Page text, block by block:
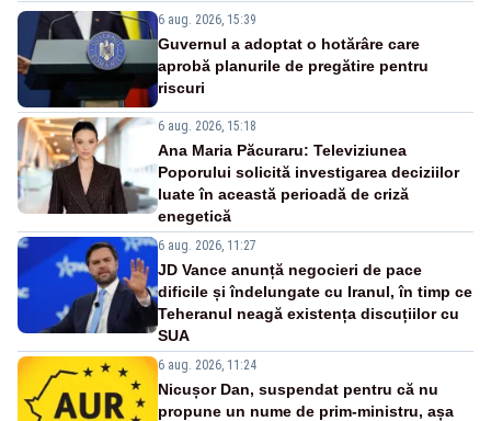
6 aug. 2026, 15:39
Guvernul a adoptat o hotărâre care
aprobă planurile de pregătire pentru
riscuri
6 aug. 2026, 15:18
Ana Maria Păcuraru: Televiziunea
Poporului solicită investigarea deciziilor
luate în această perioadă de criză
enegetică
6 aug. 2026, 11:27
JD Vance anunță negocieri de pace
dificile și îndelungate cu Iranul, în timp ce
Teheranul neagă existența discuțiilor cu
SUA
6 aug. 2026, 11:24
Nicușor Dan, suspendat pentru că nu
propune un nume de prim-ministru, așa